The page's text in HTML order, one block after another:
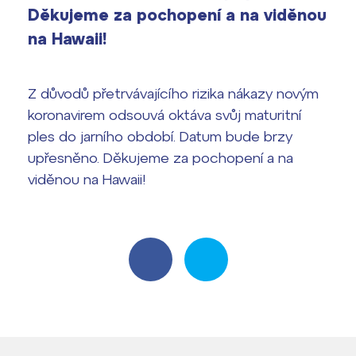
Výsledky 1. kola přijímacího řízení
Maturitní zkoušky
Europass
FOCUSing
ČAG studentský
vyhledávání
Bakaláři
Office 365
Děkujeme za pochopení a na viděnou
na Hawaii!
Z důvodů přetrvávajícího rizika nákazy novým
koronavirem odsouvá oktáva svůj maturitní
ples do jarního období. Datum bude brzy
upřesněno. Děkujeme za pochopení a na
viděnou na Hawaii!